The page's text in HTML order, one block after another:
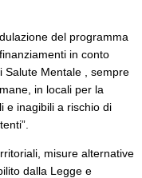
del programma
in conto
Salute Mentale , sempre
in locali per la
e inagibili a rischio di
misure alternative
dalla Legge e